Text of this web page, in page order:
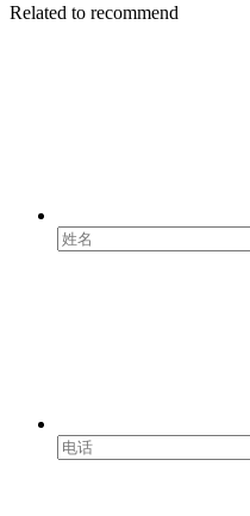
Related to recommend